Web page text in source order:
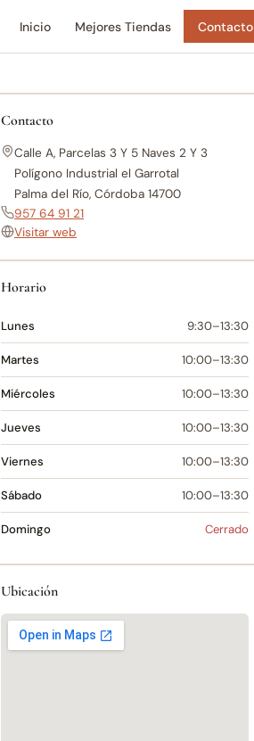
Inicio Mejores Tiendas Contacto
Contacto
Calle A, Parcelas 3 Y 5 Naves 2 Y 3
Polígono Industrial el Garrotal
Palma del Río, Córdoba 14700
957 64 91 21
Visitar web
Horario
Lunes 9:30–13:30
Martes 10:00–13:30
Miércoles 10:00–13:30
Jueves 10:00–13:30
Viernes 10:00–13:30
Sábado 10:00–13:30
Domingo Cerrado
Ubicación